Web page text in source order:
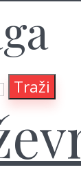
Traži